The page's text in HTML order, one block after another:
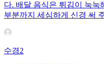
다. 배달 음식은 튀김이 눅눅
부분까지 세심하게 신경 써
수경2